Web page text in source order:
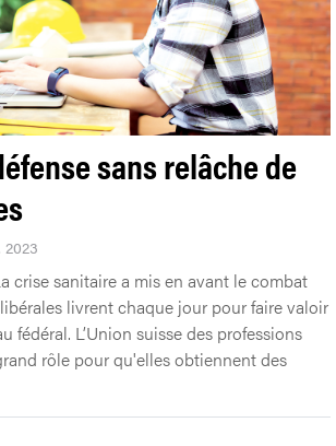
sans relâche de
2023
crise sanitaire a mis en avant le combat
livrent chaque jour pour faire valoir
fédéral. L’Union suisse des professions
rôle pour qu'elles obtiennent des